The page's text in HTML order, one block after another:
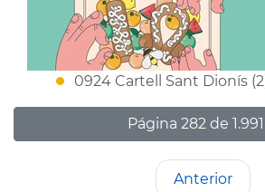
0924 Cartell Sant Dionís
Página 282 de 1.991
Anterior